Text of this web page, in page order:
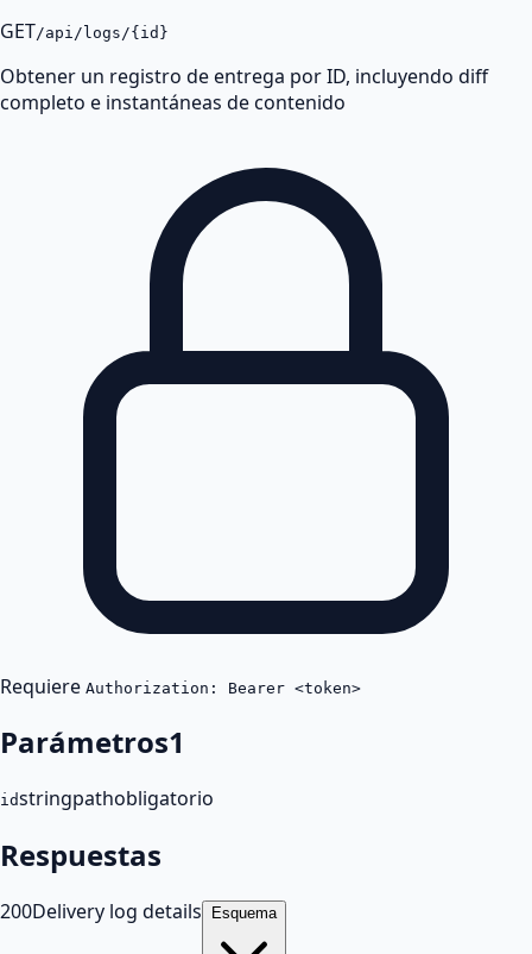
GET/api/logs/{id}
Obtener un registro de entrega por ID, incluyendo diff
completo e instantáneas de contenido
Requiere Authorization: Bearer <token>
Parámetros1
idstringpathobligatorio
Respuestas
200Delivery log details Esquema